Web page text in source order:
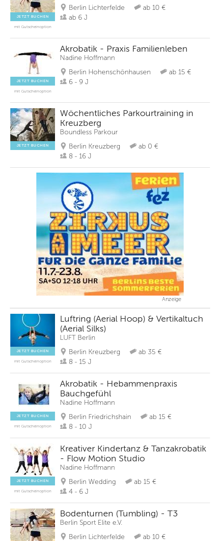
JETZT BUCHEN
mit Gutscheinoption
Berlin Lichterfelde
ab 10 €
ab 6 J
JETZT BUCHEN
mit Gutscheinoption
Akrobatik - Praxis Familienleben
Nadine Hoffmann
Berlin Hohenschönhausen
ab 15 €
6 - 9 J
JETZT BUCHEN
Wöchentliches Parkourtraining in
Kreuzberg
Boundless Parkour
Berlin Kreuzberg
ab 0 €
8 - 16 J
Anzeige
JETZT BUCHEN
mit Gutscheinoption
Luftring (Aerial Hoop) & Vertikaltuch
(Aerial Silks)
LUFT Berlin
Berlin Kreuzberg
ab 35 €
8 - 15 J
JETZT BUCHEN
mit Gutscheinoption
Akrobatik - Hebammenpraxis
Bauchgefühl
Nadine Hoffmann
Berlin Friedrichshain
ab 15 €
8 - 10 J
JETZT BUCHEN
mit Gutscheinoption
Kreativer Kindertanz & Tanzakrobatik
- Flow Motion Studio
Nadine Hoffmann
Berlin Wedding
ab 15 €
4 - 6 J
Bodenturnen (Tumbling) - T3
Berlin Sport Elite e.V.
Berlin Lichterfelde
ab 10 €